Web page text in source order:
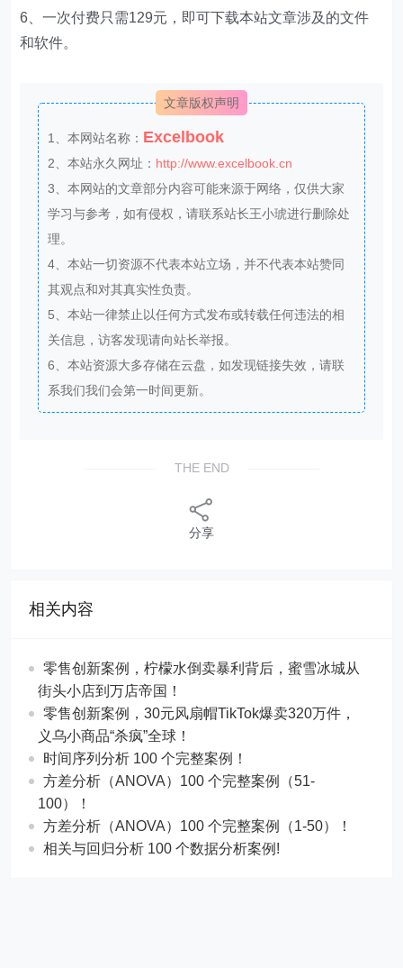
6、一次付费只需129元，即可下载本站文章涉及的文件
和软件。
文章版权声明
1、本网站名称： Excelbook
2、本站永久网址： http://www.excelbook.cn
3、本网站的文章部分内容可能来源于网络，仅供大家
学习与参考，如有侵权，请联系站长王小琥进行删除处
理。
4、本站一切资源不代表本站立场，并不代表本站赞同
其观点和对其真实性负责。
5、本站一律禁止以任何方式发布或转载任何违法的相
关信息，访客发现请向站长举报。
6、本站资源大多存储在云盘，如发现链接失效，请联
系我们我们会第一时间更新。
THE END
分享
相关内容
零售创新案例，柠檬水倒卖暴利背后，蜜雪冰城从
街头小店到万店帝国！
​​零售创新案例，30元风扇帽TikTok爆卖320万件，
义乌小商品“杀疯”全球！
时间序列分析 100 个完整案例！
方差分析（ANOVA）100 个完整案例（51-
100）！
方差分析（ANOVA）100 个完整案例（1-50）！
相关与回归分析 100 个数据分析案例!